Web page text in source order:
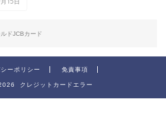
ドJCBカード
ーポリシー 免責事項
クレジットカードエラー